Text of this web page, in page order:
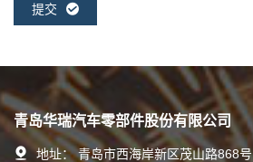
提交
青岛华瑞汽车零部件股份有限公司
地址： 青岛市西海岸新区茂山路868号